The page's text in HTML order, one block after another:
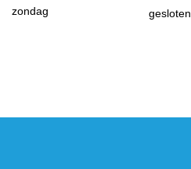
zondag
gesloten